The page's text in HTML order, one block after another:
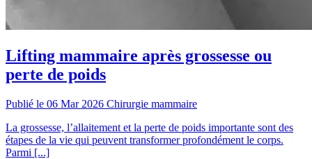
Lifting mammaire après grossesse ou
perte de poids
Publié le 06 Mar 2026 Chirurgie mammaire
La grossesse, l’allaitement et la perte de poids importante sont des
étapes de la vie qui peuvent transformer profondément le corps.
Parmi [...]